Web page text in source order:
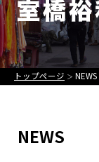
トップページ ＞ NEWS
NEWS